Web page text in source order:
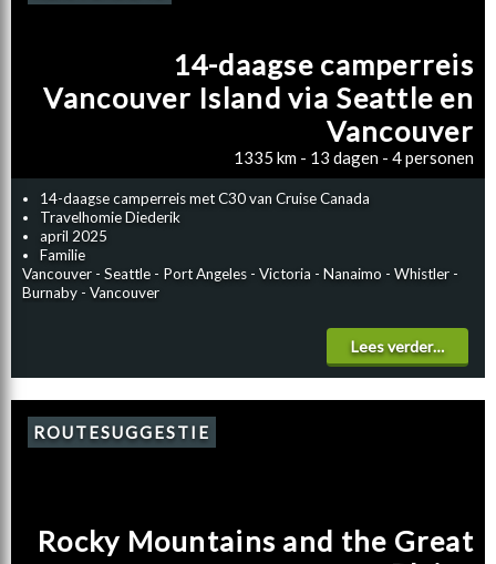
14-daagse camperreis met C30 van Cruise Canada
Travelhomie Diederik
april 2025
Familie
Vancouver - Seattle - Port Angeles - Victoria - Nanaimo - Whistler -
Burnaby - Vancouver
Lees verder…
14-daagse camperreis
Vancouver Island via Seattle en
Vancouver
1335 km - 13 dagen - 4 personen
ROUTESUGGESTIE
Rocky Mountains and the Great